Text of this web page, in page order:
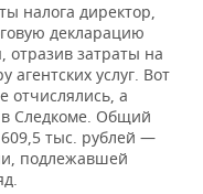
налога директор,
декларацию
отразив затраты на
агентских услуг. Вот
отчислялись, а
Следкоме. Общий
тыс. рублей —
подлежавшей